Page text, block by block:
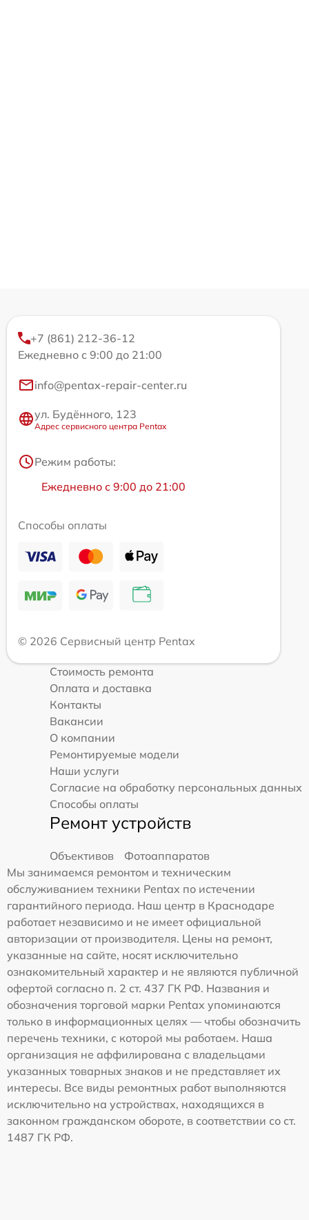
+7 (861) 212-36-12
Ежедневно с 9:00 до 21:00
info@pentax-repair-center.ru
ул. Будённого, 123
Адрес сервисного центра Pentax
Режим работы:
Ежедневно с 9:00 до 21:00
Способы оплаты
© 2026 Сервисный центр Pentax
Стоимость ремонта
Оплата и доставка
Контакты
Вакансии
О компании
Ремонтируемые модели
Наши услуги
Согласие на обработку персональных данных
Способы оплаты
Ремонт устройств
Объективов
Фотоаппаратов
Мы занимаемся ремонтом и техническим
обслуживанием техники Pentax по истечении
гарантийного периода. Наш центр в Краснодаре
работает независимо и не имеет официальной
авторизации от производителя. Цены на ремонт,
указанные на сайте, носят исключительно
ознакомительный характер и не являются публичной
офертой согласно п. 2 ст. 437 ГК РФ. Названия и
обозначения торговой марки Pentax упоминаются
только в информационных целях — чтобы обозначить
перечень техники, с которой мы работаем. Наша
организация не аффилирована с владельцами
указанных товарных знаков и не представляет их
интересы. Все виды ремонтных работ выполняются
исключительно на устройствах, находящихся в
законном гражданском обороте, в соответствии со ст.
1487 ГК РФ.